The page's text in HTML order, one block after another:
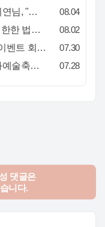
행사기획자 새내기 | 상상이룸 김지연님, "내 맘대로, 내 뜻대로 행사를 만든다
08.04
[팩트체크#02] 행사기획자 연봉, 희한한 법칙~ '첨에는 비실, 3년만 지나면 튼실'
08.02
[팩트체크#01] "취업에 도움되는...이벤트 회사, 어떻게 구분할까?"… 1인당 매출 '3억 원'의 법칙
07.30
문화기획사 무브컬쳐, 도심 속 문화예술축제 ‘서초 클래식 테마파크: 봄밤의 클래식’ 성공적 연출
07.28
댓글은
니다.